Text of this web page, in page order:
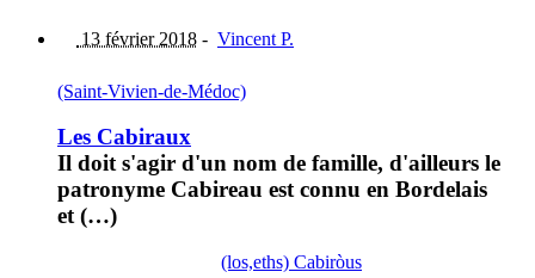
13 février 2018 - Vincent P.
(Saint-Vivien-de-Médoc)
Les Cabiraux
Il doit s'agir d'un nom de famille, d'ailleurs le
patronyme Cabireau est connu en Bordelais
et (…)
(los,eths) Cabiròus